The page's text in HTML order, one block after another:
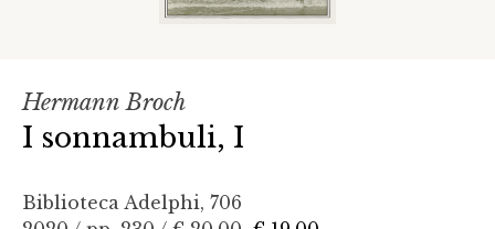
Hermann Broch
I sonnambuli, I
Biblioteca Adelphi, 706